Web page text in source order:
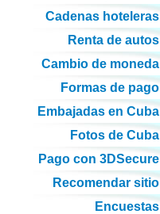
Cadenas hoteleras
Renta de autos
Cambio de moneda
Formas de pago
Embajadas en Cuba
Fotos de Cuba
Pago con 3DSecure
Recomendar sitio
Encuestas